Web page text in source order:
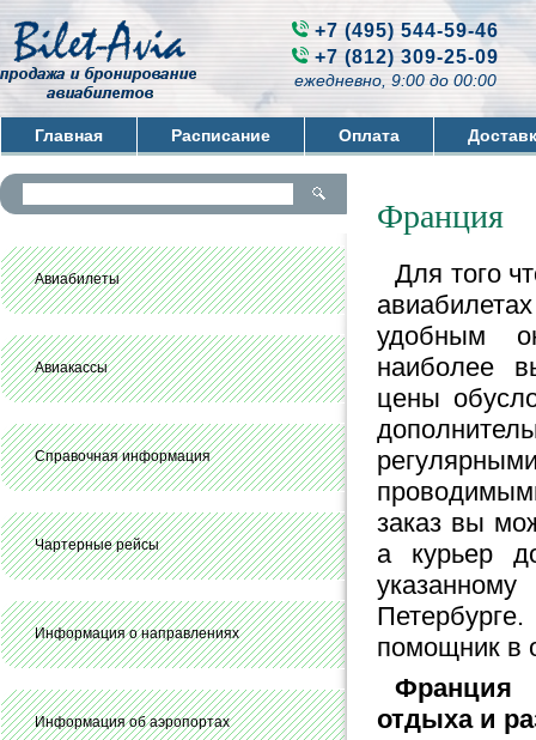
+7 (495) 544-59-46
+7 (812) 309-25-09
ежедневно, 9:00 до 00:00
Главная Расписание Оплата
Контакты
Франция
Для того
удобным
наиболее
цены
заказ вы
а курьер
помощник в
Франция
отдыха и
Авиабилеты
Авиакассы
Справочная информация
Чартерные рейсы
Информация о направлениях
Информация об аэропортах